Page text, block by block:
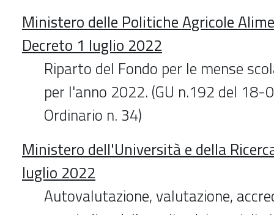
Ministero delle Politiche Agricole
Decreto 1 luglio 2022
Riparto del Fondo per le mense
per l'anno 2022. (GU n.192 del
Ordinario n. 34)
Ministero dell'Università e della
luglio 2022
Autovalutazione, valutazione,